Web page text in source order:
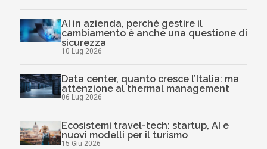
AI in azienda, perché gestire il
cambiamento è anche una questione di
sicurezza
10 Lug 2026
Data center, quanto cresce l’Italia: ma
attenzione al thermal management
06 Lug 2026
Ecosistemi travel-tech: startup, AI e
nuovi modelli per il turismo
15 Giu 2026